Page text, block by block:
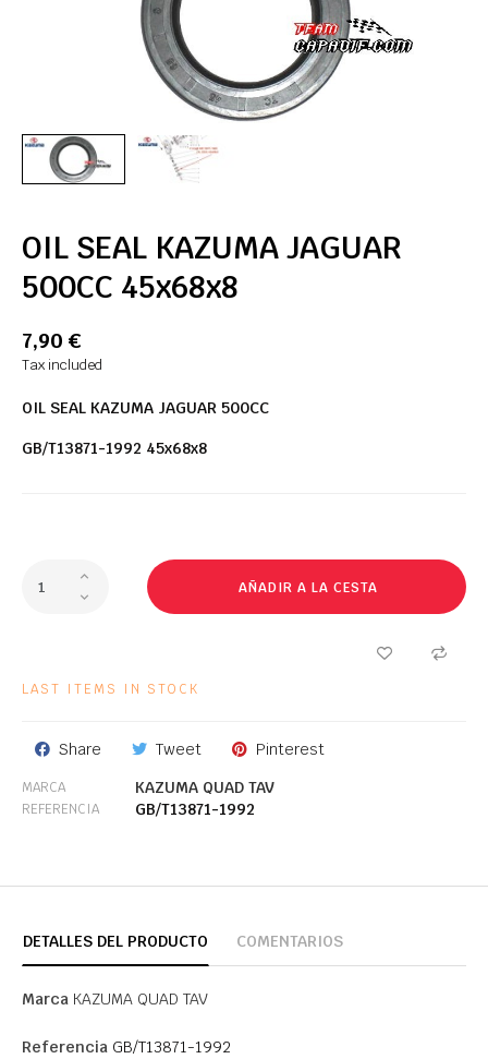
OIL SEAL KAZUMA JAGUAR
500CC 45x68x8
7,90 €
Tax included
OIL SEAL KAZUMA JAGUAR 500CC
GB/T13871-1992 45x68x8
AÑADIR A LA CESTA
LAST ITEMS IN STOCK
Share Tweet Pinterest
MARCA KAZUMA QUAD TAV
REFERENCIA GB/T13871-1992
DETALLES DEL PRODUCTO COMENTARIOS
Marca KAZUMA QUAD TAV
Referencia GB/T13871-1992